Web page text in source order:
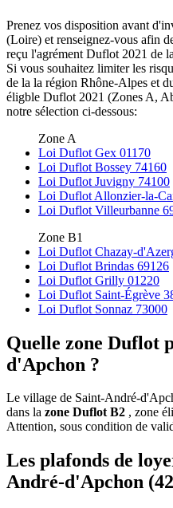
Prenez vos disposition avant
(Loire) et renseignez-vous afin
reçu l'agrément Duflot 2021 de
Si vous souhaitez limiter les
de la la région Rhône-Alpes et
éligble Duflot 2021 (Zones A,
notre sélection ci-dessous:
Zone A
Loi Duflot Gex 01170
Loi Duflot Bossey 74160
Loi Duflot Juvigny 74100
Loi Duflot Allonzier-la-
Loi Duflot Villeurbanne
Zone B1
Loi Duflot Chazay-
Loi Duflot Brindas 69126
Loi Duflot Grilly 01220
Loi Duflot Saint-Égrève
Loi Duflot Sonnaz 73000
Quelle zone Duflot
d'Apchon ?
Le village de Saint-André-
dans la zone Duflot B2 , zone
Attention, sous condition de
Les plafonds de
André-d'Apchon